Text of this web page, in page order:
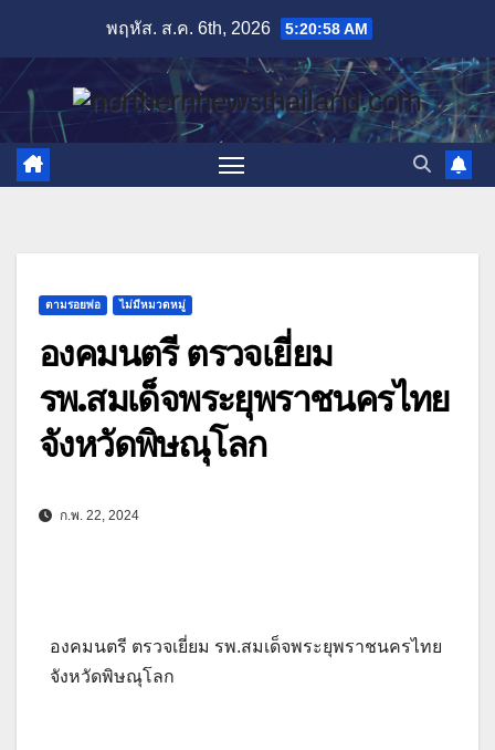
content
พฤหัส. ส.ค. 6th, 2026 5:20:59 AM
ตามรอยพ่อ ไม่มีหมวดหมู่
องคมนตรี ตรวจเยี่ยม
รพ.สมเด็จพระยุพราชนครไทย
จังหวัดพิษณุโลก
ก.พ. 22, 2024
องคมนตรี ตรวจเยี่ยม รพ.สมเด็จพระยุพราชนครไทย
จังหวัดพิษณุโลก